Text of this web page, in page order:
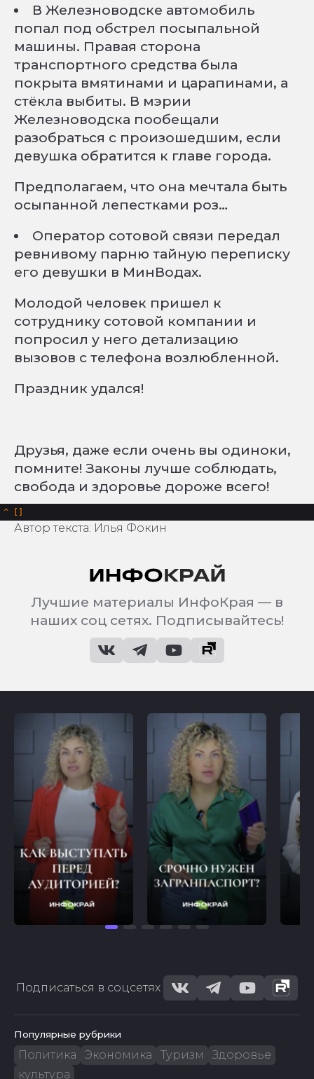
В Железноводске автомобиль
попал под обстрел посыпальной
машины. Правая сторона
транспортного средства была
покрыта вмятинами и царапинами, а
стёкла выбиты. В мэрии
Железноводска пообещали
разобраться с произошедшим, если
девушка обратится к главе города.
Предполагаем, что она мечтала быть
осыпанной лепестками роз…
Оператор сотовой связи передал
ревнивому парню тайную переписку
его девушки в МинВодах.
Молодой человек пришел к
сотруднику сотовой компании и
попросил у него детализацию
вызовов с телефона возлюбленной.
Праздник удался!
Друзья, даже если очень вы одиноки,
помните! Законы лучше соблюдать,
свобода и здоровье дороже всего!
^
Автор текста: Илья Фокин
Лучшие материалы ИнфоКрая — в
наших соц сетях. Подписывайтесь!
Подписаться в соцсетях
Популярные рубрики
Политика Экономика Туризм
Здоровье
культура